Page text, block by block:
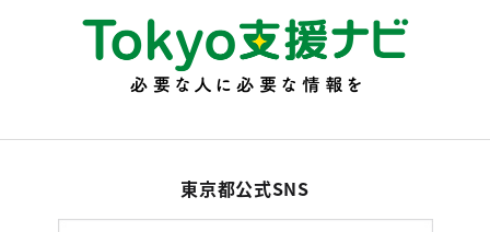
東京都公式SNS